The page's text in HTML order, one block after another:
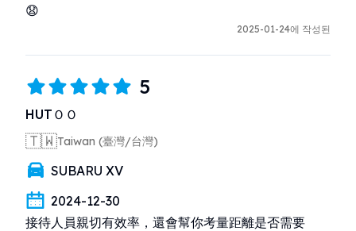
😧
2025-01-24에 작성된
5
HUTＯＯ
🇹🇼Taiwan (臺灣/台灣)
SUBARU XV
2024-12-30
接待人員親切有效率，還會幫你考量距離是否需要